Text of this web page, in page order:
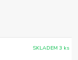
SKLADEM 3 ks